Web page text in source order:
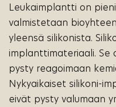
Leukaimplantti on
valmistetaan
yleensä silikonista.
implanttimateriaali. Se
pysty reagoimaan
Nykyaikaiset silikoni-
eivät pysty valumaan